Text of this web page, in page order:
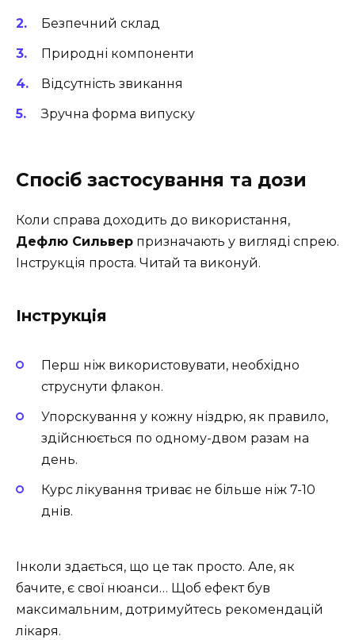
Безпечний склад
Природні компоненти
Відсутність звикання
Зручна форма випуску
Спосіб застосування та дози
Коли справа доходить до використання,
Дефлю Сильвер призначають у вигляді спрею.
Інструкція проста. Читай та виконуй.
Інструкція
Перш ніж використовувати, необхідно
струснути флакон.
Упорскування у кожну ніздрю, як правило,
здійснюється по одному-двом разам на
день.
Курс лікування триває не більше ніж 7-10
днів.
Інколи здається, що це так просто. Але, як
бачите, є свої нюанси… Щоб ефект був
максимальним, дотримуйтесь рекомендацій
лікаря.